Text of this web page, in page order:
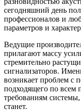
сегодняшний день
профессионалов и
параметров и
Ведущие
прилагают массу
стремительно
сигнализаторов.
возникает проблем с
подходящего по всем
требованиям
станет.